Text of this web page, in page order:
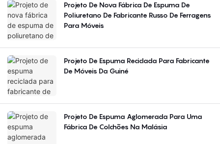
Projeto De Nova Fábrica De Espuma De
Poliuretano De Fabricante Russo De Ferragens
Para Móveis
Projeto De Espuma Reciclada Para Fabricante
De Móveis Da Guiné
Projeto De Espuma Aglomerada Para Uma
Fábrica De Colchões Na Malásia